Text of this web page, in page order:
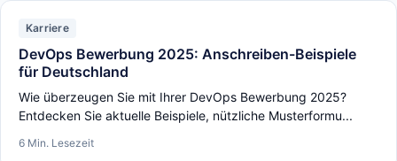
Karriere
DevOps Bewerbung 2025: Anschreiben-Beispiele
für Deutschland
Wie überzeugen Sie mit Ihrer DevOps Bewerbung 2025?
Entdecken Sie aktuelle Beispiele, nützliche Musterformu...
6 Min. Lesezeit